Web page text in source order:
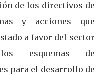
de los directivos de
y acciones que
a favor del sector
esquemas de
para el desarrollo de